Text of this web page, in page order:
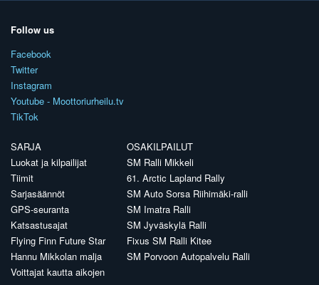
Follow us
Facebook
Twitter
Instagram
Youtube - Moottoriurheilu.tv
TikTok
SARJA
Luokat ja kilpailijat
Tiimit
Sarjasäännöt
GPS-seuranta
Katsastusajat
Flying Finn Future Star
Hannu Mikkolan malja
Voittajat kautta aikojen
OSAKILPAILUT
SM Ralli Mikkeli
61. Arctic Lapland Rally
SM Auto Sorsa Riihimäki-ralli
SM Imatra Ralli
SM Jyväskylä Ralli
Fixus SM Ralli Kitee
SM Porvoon Autopalvelu Ralli